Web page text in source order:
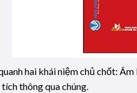
hai khái niệm chủ chốt:
thông qua chúng.